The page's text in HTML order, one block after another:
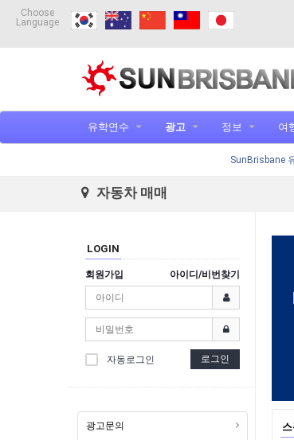
Choose
Language
유학연수 광고 정보 여
SunBrisbane
자동차 매매
LOGIN
회원가입 아이디/비번찾기
자동로그인 로그인
광고문의